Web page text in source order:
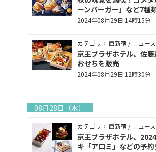
ーンバーガー」など7種
2024年08月29日 14時15分
カテゴリ： 西新宿 / ニュー
京王プラザホテル、佐
おせちを販売
2024年08月29日 12時30分
08月28日（水）
カテゴリ： 西新宿 / ニュー
京王プラザホテル、
キ「アロミ」などの予